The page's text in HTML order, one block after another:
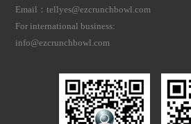
Email：tellyes@ezcrunchbowl.com
For international business:
info@ezcrunchbowl.com